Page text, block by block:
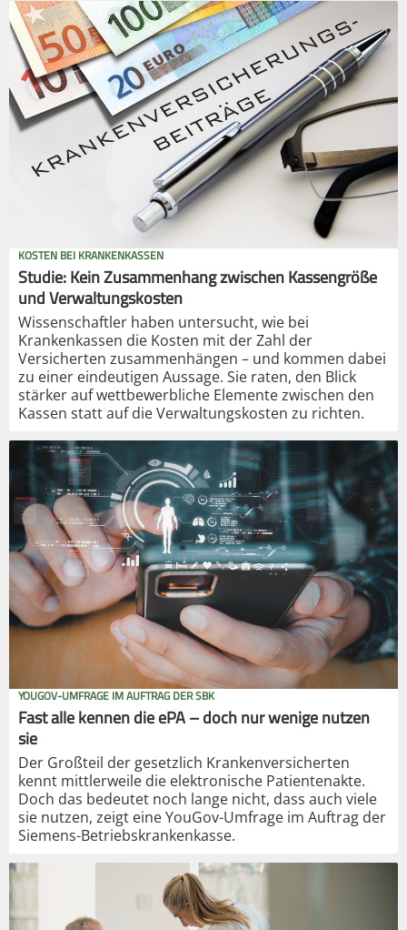
KOSTEN BEI KRANKENKASSEN
Studie: Kein Zusammenhang zwischen Kassengröße
und Verwaltungskosten
Wissenschaftler haben untersucht, wie bei
Krankenkassen die Kosten mit der Zahl der
Versicherten zusammenhängen – und kommen dabei
zu einer eindeutigen Aussage. Sie raten, den Blick
stärker auf wettbewerbliche Elemente zwischen den
Kassen statt auf die Verwaltungskosten zu richten.
YOUGOV-UMFRAGE IM AUFTRAG DER SBK
Fast alle kennen die ePA – doch nur wenige nutzen
sie
Der Großteil der gesetzlich Krankenversicherten
kennt mittlerweile die elektronische Patientenakte.
Doch das bedeutet noch lange nicht, dass auch viele
sie nutzen, zeigt eine YouGov-Umfrage im Auftrag der
Siemens-Betriebskrankenkasse.